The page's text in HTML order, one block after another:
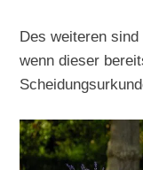
Des weiteren
wenn dieser